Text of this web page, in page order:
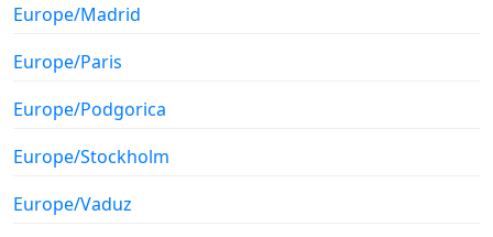
Europe/Madrid
Europe/Paris
Europe/Podgorica
Europe/Stockholm
Europe/Vaduz